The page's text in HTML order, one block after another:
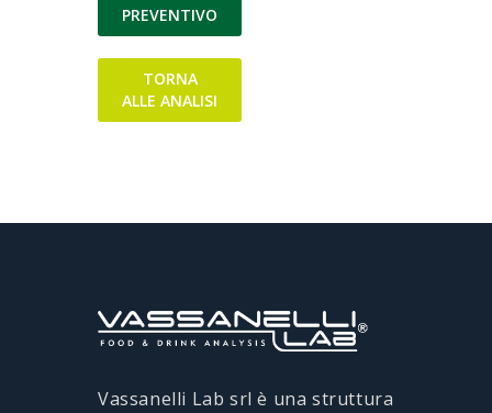
PREVENTIVO
TORNA
ALLE ANALISI
Vassanelli Lab srl è una struttura